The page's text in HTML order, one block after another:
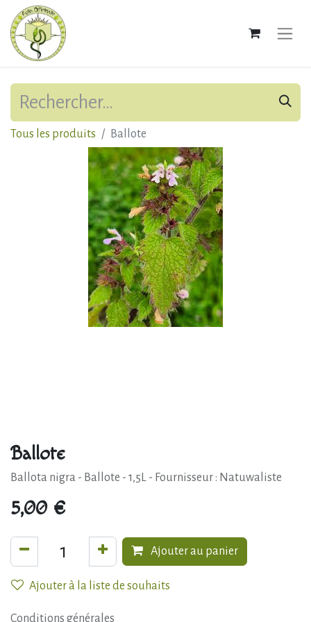
Tous les produits Ballote
Ballote
Ballota nigra - Ballote - 1,5L - Fournisseur : Natuwaliste
5,00€
Ajouter au panier
Ajouter à la liste de souhaits
Conditions générales